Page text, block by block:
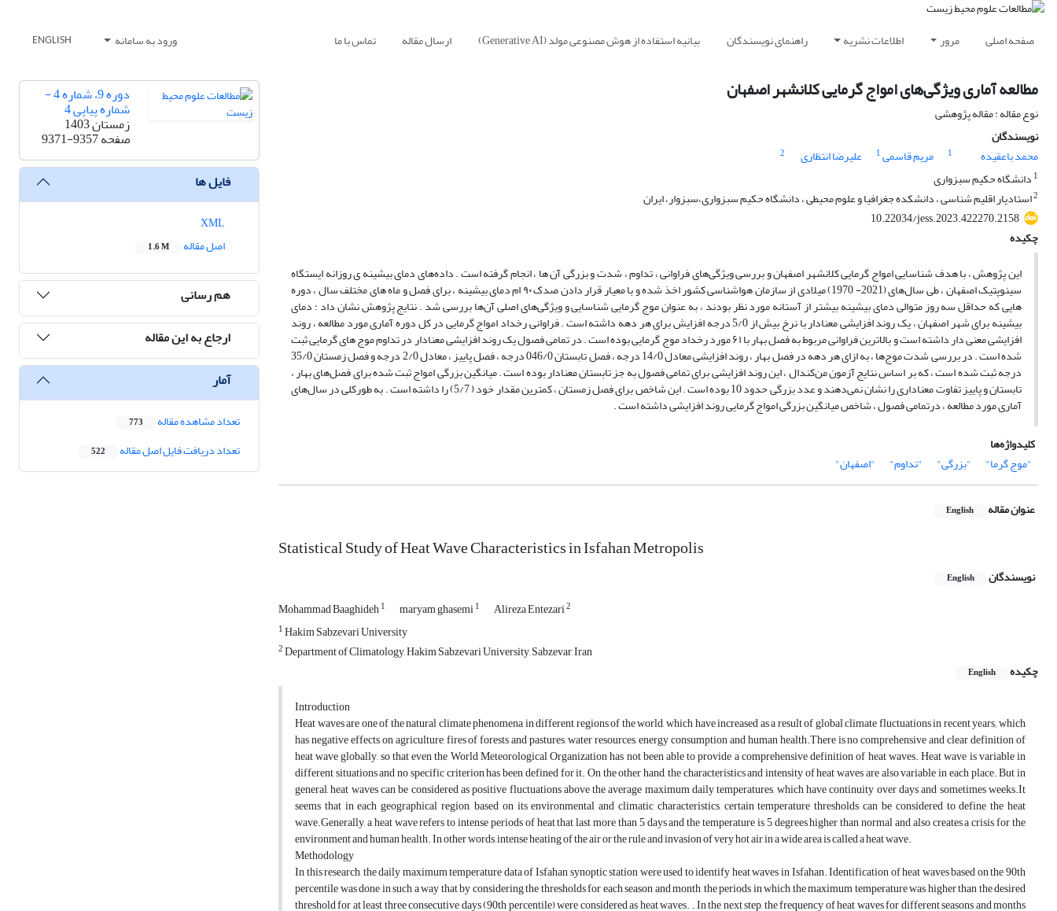
صفحه اصلی مرور اطلاعات نشریه راهنمای نویسندگان بیانیه استفاده از هوش مصنوعی مولد (Generative AI) ارسال مقاله تماس با ما ورود به سامانه ENGLISH
مطالعه آماری ویژگی‌های امواج گرمایی کلانشهر اصفهان
نوع مقاله : مقاله پژوهشی
نویسندگان
محمد باعقیده
1 مریم قاسمی1 علیرضا انتظاری
2
1 دانشگاه حکیم سبزواری
2استادیار اقلیم شناسی ، دانشکده جغرافیا و علوم محیطی ، دانشگاه حکیم سبزواری،سبزوار، ایران
10.22034/jess.2023.422270.2158
چکیده
این پژوهش ، با هدف شناسایی امواج گرمایی کلانشهر اصفهان و بررسی ویژگی‌های فراوانی ، تداوم ، شدت و بزرگی آن ‌ها ، انجام گرفته است . داده‌های دمای بیشینه ی روزانه ایستگاه
سینوپتیک اصفهان ، طی سال‌های (2021- 1970) میلادی از سازمان هواشناسی کشور اخذ شده و با معیار قرار دادن صدک ۹۰ ام دمای بیشینه ، برای فصل و ماه ‌های مختلف سال ، دوره
‌هایی که حداقل سه روز متوالی دمای بیشینه بیشتر از آستانه مورد نظر بودند ، به عنوان موج گرمایی شناسایی و ویژگی‌های اصلی آن‌ها بررسی شد . نتایج پژوهش نشان داد ؛ دمای
بیشینه برای شهر اصفهان ، یک روند افزایشی معنادار با نرخ بیش از 5/0 درجه افزایش برای هر دهه داشته است . فراوانی رخداد امواج گرمایی در کل دوره آماری مورد مطالعه ، روند
افزایشی معنی دار داشته است و بالاترین فراوانی مربوط به فصل بهار با ۶۱ مورد رخداد موج گرمایی بوده است . در تمامی فصول یک روند افزایشی معنادار در تداوم موج های گرمایی ثبت
شده است . در بررسی شدت موج‌ها ، به ازای هر دهه در فصل بهار ، روند افزایشی معادل 14/0 درجه ، فصل تابستان 046/0 درجه ، فصل پاییز ، معادل 2/0 درجه و فصل زمستان 35/0
درجه ثبت شده است ، که بر اساس نتایج آزمون من‌کندال ، این روند افزایشی برای تمامی فصول به جز تابستان معنادار بوده است . میانگین بزرگی امواج ثبت شده برای فصل‌های بهار ،
تابستان و پاییز تفاوت معناداری را نشان نمی‌دهند و عدد بزرگی حدود 10 بوده است . این شاخص برای فصل زمستان ، کمترین مقدار خود ( 5/7) را داشته است . به طورکلی در سال‌های
آماری مورد مطالعه ، درتمامی فصول ، شاخص میانگین بزرگی امواج گرمایی روند افزایشی داشته است .
کلیدواژه‌ها
"موج گرما"
"بزرگی" "تداوم" "اصفهان"
عنوان مقاله English
Statistical Study of Heat Wave Characteristics in Isfahan Metropolis
نویسندگان English
Mohammad Baaghideh1 maryam ghasemi1 Alireza Entezari2
1Hakim Sabzevari University
2Department of Climatology, Hakim Sabzevari University, Sabzevar, Iran
چکیده
English
Introduction
Heat waves are one of the natural climate phenomena in different regions of the world, which have increased as a result of global climate fluctuations in recent years; which
has negative effects on agriculture, fires of forests and pastures, water resources, energy consumption and human health.There is no comprehensive and clear definition of
heat wave globally, so that even the World Meteorological Organization has not been able to provide a comprehensive definition of heat waves. Heat wave is variable in
different situations and no specific criterion has been defined for it. On the other hand, the characteristics and intensity of heat waves are also variable in each place. But in
general, heat waves can be considered as positive fluctuations above the average maximum daily temperatures, which have continuity over days and sometimes weeks.It
seems that in each geographical region, based on its environmental and climatic characteristics, certain temperature thresholds can be considered to define the heat
wave.Generally, a heat wave refers to intense periods of heat that last more than 5 days and the temperature is 5 degrees higher than normal and also creates a crisis for the
environment and human health. In other words, intense heating of the air or the rule and invasion of very hot air in a wide area is called a heat wave.
Methodology
In this research, the daily maximum temperature data of Isfahan synoptic station were used to identify heat waves in Isfahan. Identification of heat waves based on the 90th
percentile was done in such a way that by considering the thresholds for each season and month, the periods in which the maximum temperature was higher than the desired
threshold for at least three consecutive days (90th percentile) were considered as heat waves. . In the next step, the frequency of heat waves for different seasons and months
دوره 9، شماره 4 -
شماره پیاپی 4
زمستان 1403
صفحه9371-9357
فایل ها
اصل مقاله
1.6 M
هم رسانی
ارجاع به این مقاله
آمار
تعداد مشاهده مقاله 773
تعداد دریافت فایل اصل مقاله 522